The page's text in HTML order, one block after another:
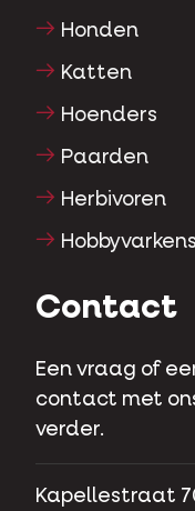
Honden
Katten
Hoenders
Paarden
Herbivoren
Hobbyvarkens
Contact
Een vraag of
contact met
verder.
Kapellestraat